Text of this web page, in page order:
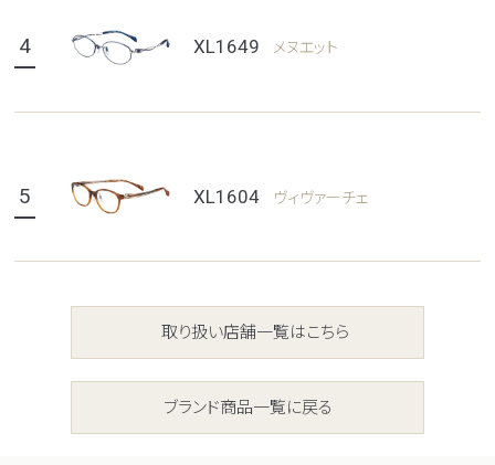
4 XL1649 メヌエット
5 XL1604 ヴィヴァーチェ
取り扱い店舗一覧はこちら
ブランド商品一覧に戻る